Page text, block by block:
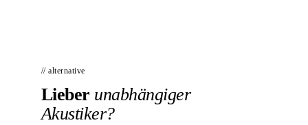
// alternative
Lieber unabhängiger
Akustiker?